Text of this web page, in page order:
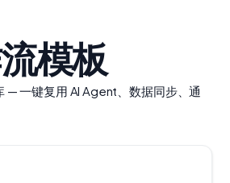
模板
— 一键复用 AI Agent、数据同步、通